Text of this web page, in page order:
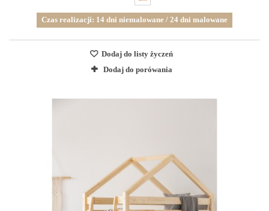
Czas realizacji: 14 dni niemalowane / 24 dni malowane
Dodaj do listy życzeń
Dodaj do porówania